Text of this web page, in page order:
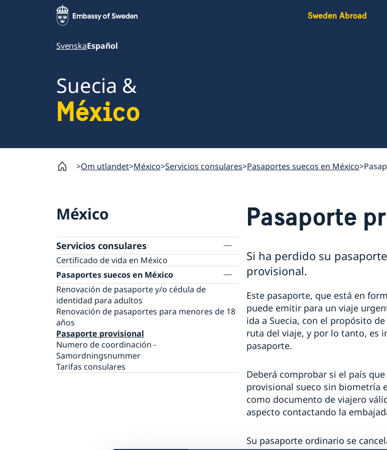
Sweden Abroad
SvenskaEspañol
Suecia &
México
Om utlandet México Servicios consulares Pasaportes suecos en México
México
Servicios consulares
Certificado de vida en México
Pasaportes suecos en México
Renovación de pasaporte y/o cédula de
identidad para adultos
Renovación de pasaportes para menores de 18
años
Pasaporte provisional
Numero de coordinación -
Samordningsnummer
Tarifas consulares
Pasaporte
Si ha perdido su
provisional.
Este pasaporte, que está en
puede emitir para un viaje
ida a Suecia, con el propósito
ruta del viaje, y por lo tanto, es
pasaporte.
Deberá comprobar si el país
provisional sueco sin biometría
como documento de viajero
aspecto contactando la
Su pasaporte ordinario se